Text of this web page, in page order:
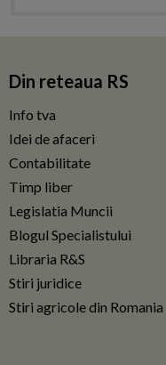
Din reteaua RS
Info tva
Idei de afaceri
Contabilitate
Timp liber
Legislatia Muncii
Blogul Specialistului
Libraria R&S
Stiri juridice
Stiri agricole din Romania